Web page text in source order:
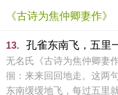
《古诗为焦仲卿妻作》
13. 孔雀东南飞，五里
无名氏《古诗为焦仲卿妻
徊：来来回回地走。这两
东南缓缓地飞，每过五里